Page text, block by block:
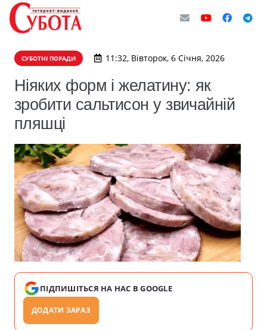
СУБОТНІ ПОРАДИ 11:32, Вівторок, 6 Січня, 2026
Ніяких форм і желатину: як
зробити сальтисон у звичайній
пляшці
ПІДПИШІТЬСЯ НА НАС В GOOGLE
ДОДАТИ ЗАРАЗ